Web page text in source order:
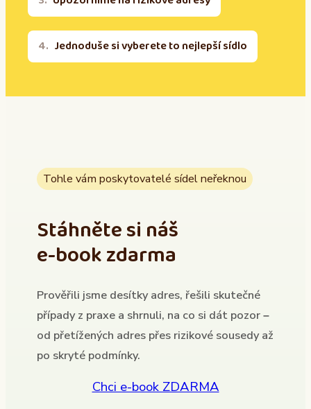
Jednoduše si vyberete to nejlepší sídlo
Tohle vám poskytovatelé sídel neřeknou
Stáhněte si náš
e-book zdarma
Prověřili jsme desítky adres, řešili skutečné
případy z praxe a shrnuli, na co si dát pozor –
od přetížených adres přes rizikové sousedy až
po skryté podmínky.
Chci e-book ZDARMA